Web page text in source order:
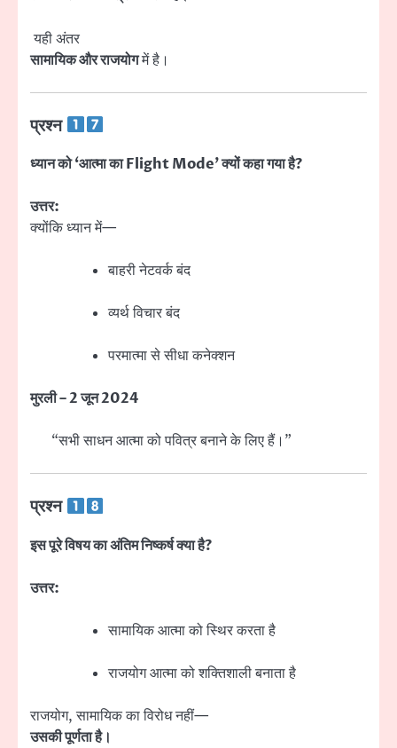
यही अंतर
सामायिक और राजयोगमें है।
प्रश्न
ध्यान को ‘आत्मा का Flight Mode’ क्यों कहा गया है?
उत्तर:
क्योंकि ध्यान में—
बाहरी नेटवर्क बंद
व्यर्थ विचार बंद
परमात्मा से सीधा कनेक्शन
मुरली – 2 जून 2024
“सभी साधन आत्मा को पवित्र बनाने के लिए हैं।”
प्रश्न
इस पूरे विषय का अंतिम निष्कर्ष क्या है?
उत्तर:
सामायिक आत्मा को स्थिर करता है
राजयोग आत्मा को शक्तिशाली बनाता है
राजयोग, सामायिक का विरोध नहीं—
उसकी पूर्णता है।